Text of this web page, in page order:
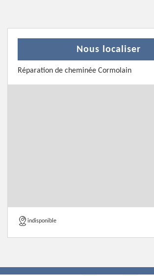
Nous localiser
Réparation de cheminée Cormolain
indisponible